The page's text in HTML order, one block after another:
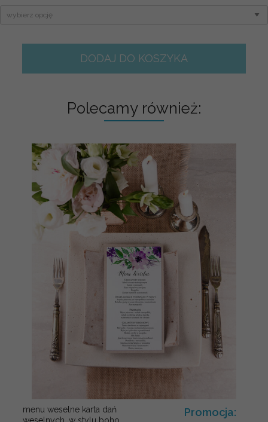
DODAJ DO KOSZYKA
Polecamy również:
menu weselne karta dań
Promocja: